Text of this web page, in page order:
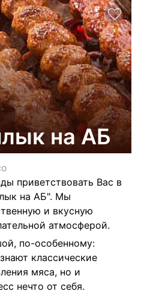
на АБ
приветствовать Вас в
на АБ". Мы
и вкусную
атмосферой.
по-особенному:
классические
мяса, но и
нечто от себя.